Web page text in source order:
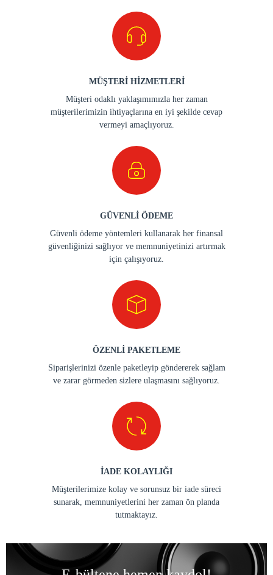
MÜŞTERİ HİZMETLERİ
Müşteri odaklı yaklaşımımızla her zaman
müşterilerimizin ihtiyaçlarına en iyi şekilde cevap
vermeyi amaçlıyoruz.
GÜVENLİ ÖDEME
Güvenli ödeme yöntemleri kullanarak her finansal
güvenliğinizi sağlıyor ve memnuniyetinizi artırmak
için çalışıyoruz.
ÖZENLİ PAKETLEME
Siparişlerinizi özenle paketleyip göndererek sağlam
ve zarar görmeden sizlere ulaşmasını sağlıyoruz.
İADE KOLAYLIĞI
Müşterilerimize kolay ve sorunsuz bir iade süreci
sunarak, memnuniyetlerini her zaman ön planda
tutmaktayız.